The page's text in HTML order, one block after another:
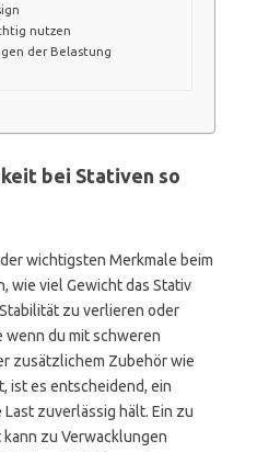
nutzen
der Belastung
bei Stativen so
wichtigsten Merkmale beim
wie viel Gewicht das Stativ
zu verlieren oder
wenn du mit schweren
zusätzlichem Zubehör wie
ist es entscheidend, ein
zuverlässig hält. Ein zu
zu Verwacklungen